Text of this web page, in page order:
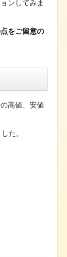
ンしてみま
をご留意の
高値、安値
た。